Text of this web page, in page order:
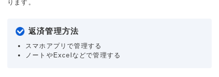
ります。
返済管理方法
スマホアプリで管理する
ノートやExcelなどで管理する